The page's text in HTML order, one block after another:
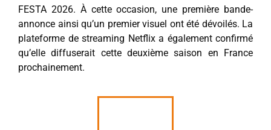
FESTA 2026. À cette occasion, une première bande-
annonce ainsi qu’un premier visuel ont été dévoilés. La
plateforme de streaming Netflix a également confirmé
qu’elle diffuserait cette deuxième saison en France
prochainement.